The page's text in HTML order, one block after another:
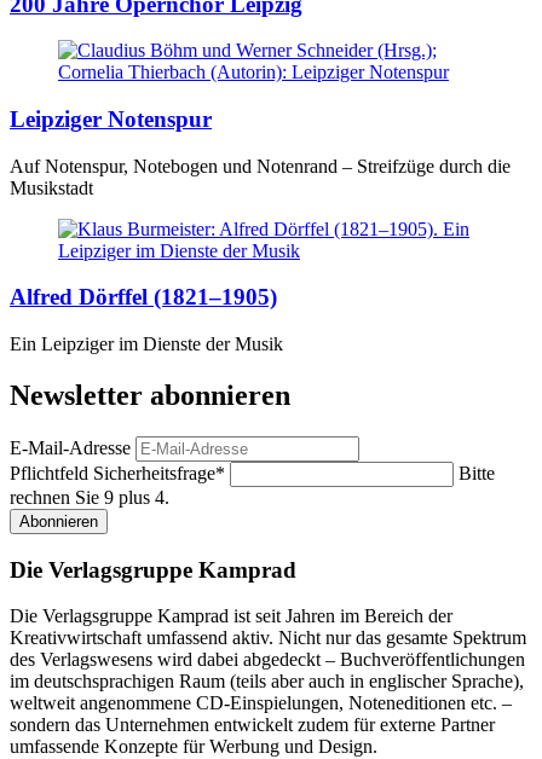
Leipziger Notenspur
Auf Notenspur, Notebogen und Notenrand – Streifzüge durch die
Musikstadt
Alfred Dörffel (1821–1905)
Ein Leipziger im Dienste der Musik
Newsletter abonnieren
E-Mail-Adresse
Pflichtfeld Sicherheitsfrage*
Bitte
rechnen Sie 9 plus 4.
Abonnieren
Die Verlagsgruppe Kamprad
Die Verlagsgruppe Kamprad ist seit Jahren im Bereich der
Kreativwirtschaft umfassend aktiv. Nicht nur das gesamte Spektrum
des Verlagswesens wird dabei abgedeckt – Buchveröffentlichungen
im deutschsprachigen Raum (teils aber auch in englischer Sprache),
weltweit angenommene CD-Einspielungen, Noteneditionen etc. –
sondern das Unternehmen entwickelt zudem für externe Partner
umfassende Konzepte für Werbung und Design.